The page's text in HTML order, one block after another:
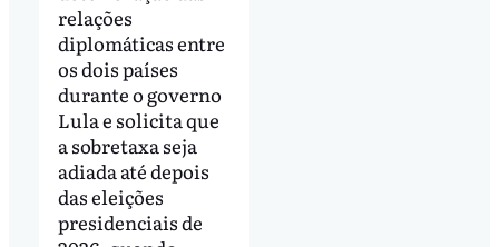
relações
diplomáticas entre
os dois países
durante o governo
Lula e solicita que
a sobretaxa seja
adiada até depois
das eleições
presidenciais de